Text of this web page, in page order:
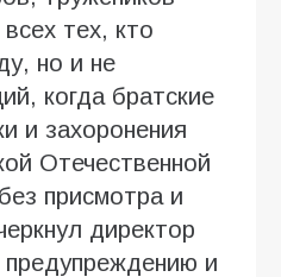
тех, кто
но и не
когда братские
и захоронения
Отечественной
присмотра и
директор
и